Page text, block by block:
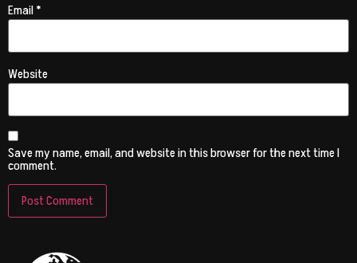
Email*
Website
Save my name, email, and website in this browser for the next time I
comment.